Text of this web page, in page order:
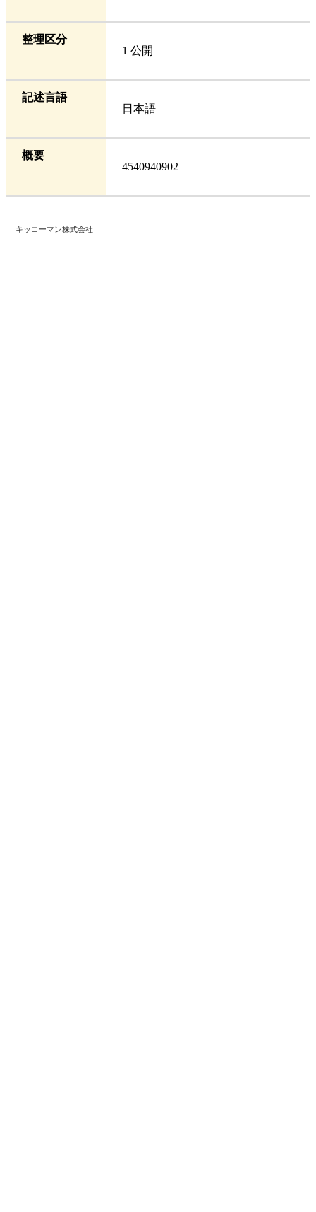
整理区分
1 公開
記述言語
日本語
概要
4540940902
キッコーマン株式会社